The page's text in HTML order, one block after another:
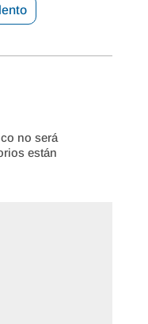
no será
están